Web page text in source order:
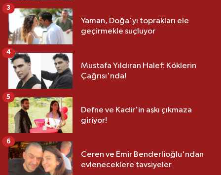
Yaman, Doğa'yı toprakları ele
geçirmekle suçluyor
3
Mustafa Yıldıran Halef: Köklerin
Çağrısı'nda!
4
Defne ve Kadir'in aşkı çıkmaza
giriyor!
5
Ceren ve Emir Benderlioğlu'ndan
evleneceklere tavsiyeler
6